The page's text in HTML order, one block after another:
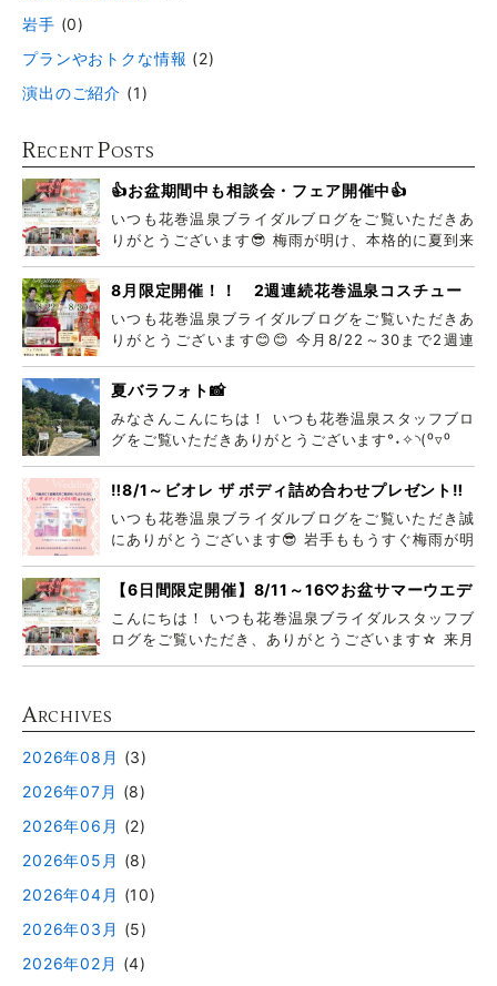
岩手 (0)
プランやおトクな情報 (2)
演出のご紹介 (1)
RECENT POSTS
👍お盆期間中も相談会・フェア開催中👍
いつも花巻温泉ブライダルブログをご覧いただきあ
りがとうございます😎 梅雨が明け、本格的に夏到来
8月限定開催！！ 2週連続花巻温泉コスチュー
ムフェア
いつも花巻温泉ブライダルブログをご覧いただきあ
りがとうございます😊😊 今月8/22～30まで2週連
夏バラフォト📸
みなさんこんにちは！ いつも花巻温泉スタッフブロ
グをご覧いただきありがとうございます°˖✧◝(⁰▿⁰
‼️8/1～ビオレ ザ ボディ詰め合わせプレゼント‼️
いつも花巻温泉ブライダルブログをご覧いただき誠
にありがとうございます😎 岩手ももうすぐ梅雨が明
【6日間限定開催】8/11～16♡お盆サマーウエデ
ィングフェア♡
こんにちは！ いつも花巻温泉ブライダルスタッフブ
ログをご覧いただき、ありがとうございます☆ 来月
ARCHIVES
2026年08月 (3)
2026年07月 (8)
2026年06月 (2)
2026年05月 (8)
2026年04月 (10)
2026年03月 (5)
2026年02月 (4)